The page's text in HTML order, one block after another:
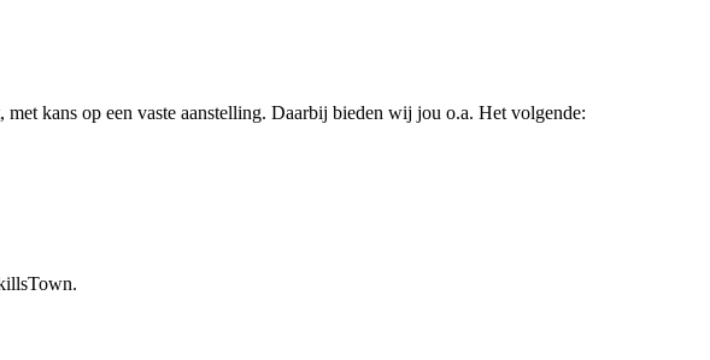
kans op een vaste aanstelling. Daarbij bieden wij jou o.a. Het volgende: